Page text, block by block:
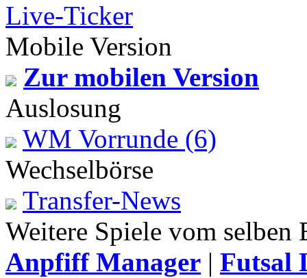
Live-Ticker
Mobile Version
Zur mobilen Version
Auslosung
WM Vorrunde (6)
Wechselbörse
Transfer-News
Weitere Spiele vom
Anpfiff Manager | Futsal